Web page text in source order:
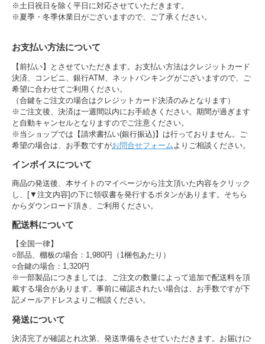
※土日祝日を除く平日に対応させていただきます。
※夏季・冬季休業日がございますので、ご了承ください。
お支払い方法について
【前払い】とさせていただきます。お支払い方法はクレジットカード
決済、コンビニ、銀行ATM、ネットバンキングがございますので、ご
希望に合わせてご利用ください。
（合鍵をご注文の場合はクレジットカード決済のみとなります）
※ご注文後、決済は一週間以内にお手続きください。期間が過ぎます
と自動キャンセルとなりますのでご注意ください。
※当ショップでは【請求書払い(銀行振込)】は行っておりません。ご
希望の場合は、お手数ですがお問合せフォーム よりご相談ください。
インボイスについて
商品の発送後、本サイトのマイページから注文頂いた内容をクリック
し、[▼注文内容]の下に領収書を発行するボタンがあります。そちら
からダウンロード頂き、ご利用ください。
配送料について
【全国一律】
○部品、棚板の場合：1,980円（1梱包あたり）
○合鍵の場合：1,320円
※一部製品につきましては、ご注文の数量によって追加で配送料を頂
戴する場合があります。事前に確認されたい場合は、お手数ですが下
記メールアドレスよりご相談ください。
発送について
決済完了が確認とれ次第、発送準備をさせていただきます。お届けに